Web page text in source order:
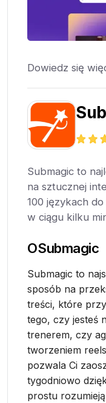
Dowiedz się
Submagic to
na sztucznej
100 językach
w ciągu kilku
OSubmagic
Submagic to
sposób na
treści, które
tego, czy jesteś
trenerem, czy
tworzeniem
pozwala Ci
tygodniowo
prostu